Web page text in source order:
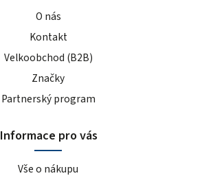
O nás
Kontakt
Velkoobchod (B2B)
Značky
Partnerský program
Informace pro vás
Vše o nákupu